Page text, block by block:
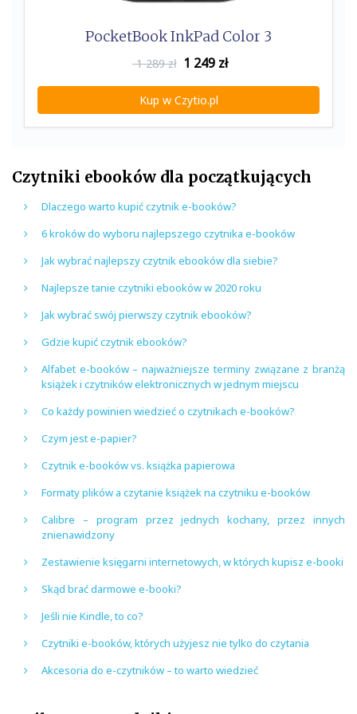
PocketBook InkPad Color 3
1 289 zł 1 249zł
Kup w Czytio.pl
Czytniki ebooków dla początkujących
Dlaczego warto kupić czytnik e-booków?
6 kroków do wyboru najlepszego czytnika e-booków
Jak wybrać najlepszy czytnik ebooków dla siebie?
Najlepsze tanie czytniki ebooków w 2020 roku
Jak wybrać swój pierwszy czytnik ebooków?
Gdzie kupić czytnik ebooków?
Alfabet e-booków – najważniejsze terminy związane z branżą
książek i czytników elektronicznych w jednym miejscu
Co każdy powinien wiedzieć o czytnikach e-booków?
Czym jest e-papier?
Czytnik e-booków vs. książka papierowa
Formaty plików a czytanie książek na czytniku e-booków
Calibre – program przez jednych kochany, przez innych
znienawidzony
Zestawienie księgarni internetowych, w których kupisz e-booki
Skąd brać darmowe e-booki?
Jeśli nie Kindle, to co?
Czytniki e-booków, których użyjesz nie tylko do czytania
Akcesoria do e-czytników – to warto wiedzieć